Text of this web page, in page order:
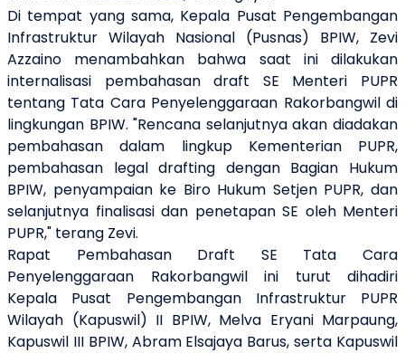
Di tempat yang sama, Kepala Pusat Pengembangan
Infrastruktur Wilayah Nasional (Pusnas) BPIW, Zevi
Azzaino menambahkan bahwa saat ini dilakukan
internalisasi pembahasan draft SE Menteri PUPR
tentang Tata Cara Penyelenggaraan Rakorbangwil di
lingkungan BPIW. "Rencana selanjutnya akan diadakan
pembahasan dalam lingkup Kementerian PUPR,
pembahasan legal drafting dengan Bagian Hukum
BPIW, penyampaian ke Biro Hukum Setjen PUPR, dan
selanjutnya finalisasi dan penetapan SE oleh Menteri
PUPR," terang Zevi.
Rapat Pembahasan Draft SE Tata Cara
Penyelenggaraan Rakorbangwil ini turut dihadiri
Kepala Pusat Pengembangan Infrastruktur PUPR
Wilayah (Kapuswil) II BPIW, Melva Eryani Marpaung,
Kapuswil III BPIW, Abram Elsajaya Barus, serta Kapuswil